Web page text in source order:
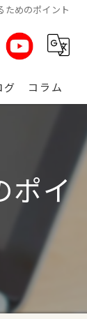
ためのポイント
グ コラム
ポイ